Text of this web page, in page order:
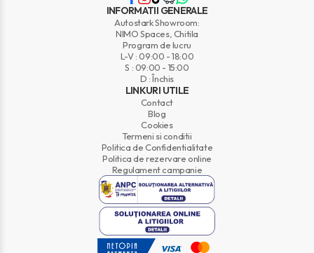
INFORMATII GENERALE
Autostark Showroom:
NIMO Spaces, Chitila
Program de lucru
L-V : 09:00 - 18:00
S : 09:00 - 15:00
D : Închis
LINKURI UTILE
Contact
Blog
Cookies
Termeni si conditii
Politica de Confidentialitate
Politica de rezervare online
Regulament campanie